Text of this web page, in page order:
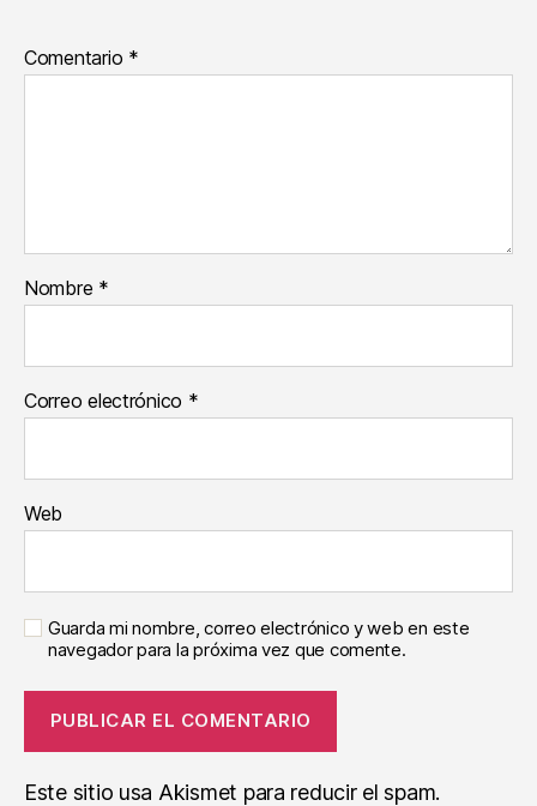
Comentario *
Nombre *
Correo electrónico *
Web
Guarda mi nombre, correo electrónico y web en este
navegador para la próxima vez que comente.
Este sitio usa Akismet para reducir el spam.